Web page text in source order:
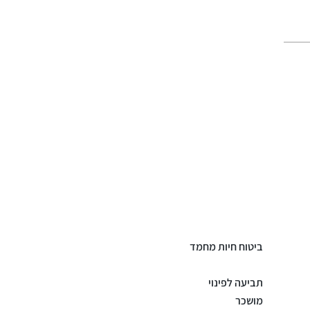
ביטוח חיות מחמד
תביעה לפינוי
מושכר